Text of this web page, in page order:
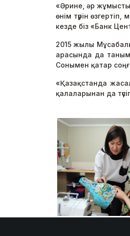
«Әрине, әр
өнім түрін
кезде біз «Банк
2015 жылы
арасында да
Сонымен қатар
«Қазақстанда
қалаларынан да